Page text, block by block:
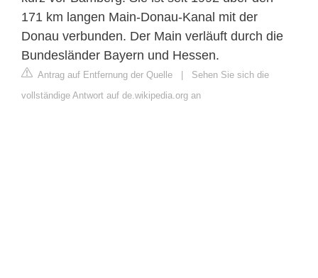
171 km langen Main-Donau-Kanal mit der
Donau verbunden. Der Main verläuft durch die
Bundesländer Bayern und Hessen.
Antrag auf Entfernung der Quelle
Sehen Sie sich die
vollständige Antwort auf de.wikipedia.org an